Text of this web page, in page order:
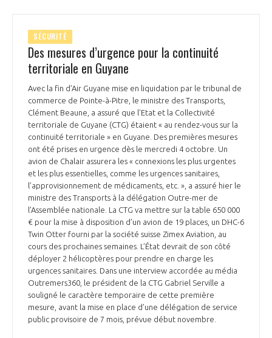
SÉCURITÉ
Des mesures d’urgence pour la continuité
territoriale en Guyane
Avec la fin d’Air Guyane mise en liquidation par le tribunal de
commerce de Pointe-à-Pitre, le ministre des Transports,
Clément Beaune, a assuré que l’Etat et la Collectivité
territoriale de Guyane (CTG) étaient « au rendez-vous sur la
continuité territoriale » en Guyane. Des premières mesures
ont été prises en urgence dès le mercredi 4 octobre. Un
avion de Chalair assurera les « connexions les plus urgentes
et les plus essentielles, comme les urgences sanitaires,
l’approvisionnement de médicaments, etc. », a assuré hier le
ministre des Transports à la délégation Outre-mer de
l’Assemblée nationale. La CTG va mettre sur la table 650 000
€ pour la mise à disposition d’un avion de 19 places, un DHC-6
Twin Otter fourni par la société suisse Zimex Aviation, au
cours des prochaines semaines. L’État devrait de son côté
déployer 2 hélicoptères pour prendre en charge les
urgences sanitaires. Dans une interview accordée au média
Outremers360, le président de la CTG Gabriel Serville a
souligné le caractère temporaire de cette première
mesure, avant la mise en place d’une délégation de service
public provisoire de 7 mois, prévue début novembre.